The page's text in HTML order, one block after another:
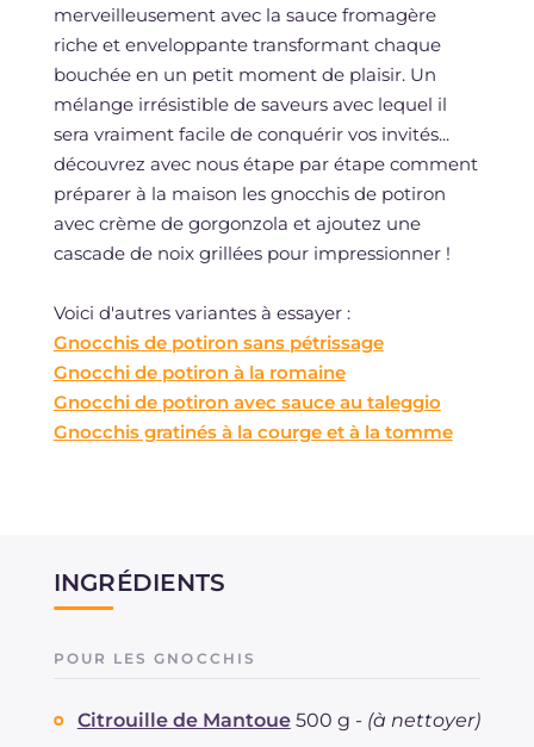
merveilleusement avec la sauce fromagère
riche et enveloppante transformant chaque
bouchée en un petit moment de plaisir. Un
mélange irrésistible de saveurs avec lequel il
sera vraiment facile de conquérir vos invités...
découvrez avec nous étape par étape comment
préparer à la maison les gnocchis de potiron
avec crème de gorgonzola et ajoutez une
cascade de noix grillées pour impressionner !
Voici d'autres variantes à essayer :
Gnocchis de potiron sans pétrissage
Gnocchi de potiron à la romaine
Gnocchi de potiron avec sauce au taleggio
Gnocchis gratinés à la courge et à la tomme
INGRÉDIENTS
POUR LES GNOCCHIS
Citrouille de Mantoue 500 g - (à nettoyer)